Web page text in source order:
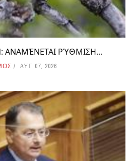
ΑΝΑΜΈΝΕΤΑΙ ΡΎΘΜΙΣΗ...
ΑΥΓ 07, 2026